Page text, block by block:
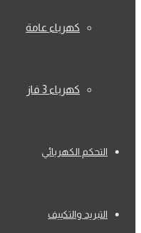
كهرباء عامة
كهرباء 3 فاز
التحكم الكهربائي
التبريد والتكييف